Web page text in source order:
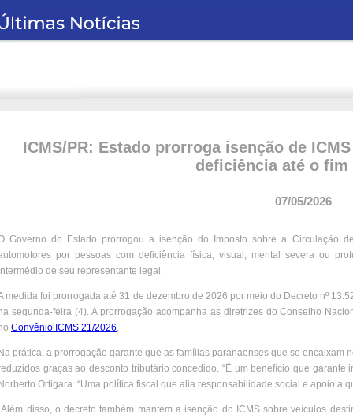
ICMS/PR: Estado prorroga isenção de
deficiência até o fim
07/05/2026
Governo do Estado prorrogou a isenção do Imposto sobre a Circulação
por pessoas com deficiência física, visual, mental severa ou
de seu representante legal.
medida foi prorrogada até 31 de dezembro de 2026 por meio do Decreto nº
segunda-feira (4). A prorrogação acompanha as diretrizes do Conselho
Convênio ICMS 21/2026.
prática, a prorrogação garante que as famílias paranaenses que se encaixam
graças ao desconto tributário concedido. “É um benefício que
Ortigara. “Uma política fiscal que alia responsabilidade social e apoio a
disso, o decreto também mantém a isenção do ICMS sobre veículos